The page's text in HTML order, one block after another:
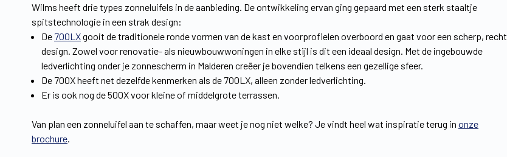
Wilms heeft drie types zonneluifels in de aanbieding. De ontwikkeling ervan ging gepaard met een sterk staaltje
spitstechnologie in een strak design:
De 700LXgooit de traditionele ronde vormen van de kast en voorprofielen overboord en gaat voor een scherp, recht
design. Zowel voor renovatie- als nieuwbouwwoningen in elke stijl is dit een ideaal design. Met de ingebouwde
ledverlichting onder je zonnescherm in Malderen creëer je bovendien telkens een gezellige sfeer.
De 700X heeft net dezelfde kenmerken als de 700LX, alleen zonder ledverlichting.
Er is ook nog de 500X voor kleine of middelgrote terrassen.
Van plan een zonneluifel aan te schaffen, maar weet je nog niet welke? Je vindt heel wat inspiratie terug in onze
brochure